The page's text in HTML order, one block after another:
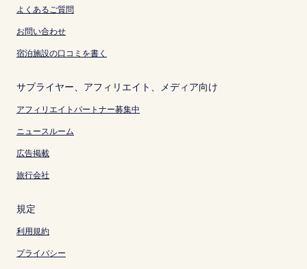
よくあるご質問
お問い合わせ
宿泊施設の口コミを書く
サプライヤー、アフィリエイト、メディア向け
アフィリエイトパートナー募集中
ニュースルーム
広告掲載
旅行会社
規定
利用規約
プライバシー